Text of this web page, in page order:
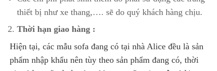
thiết bị như xe thang,…. sẽ do quý khách hàng chịu.
Thời hạn giao hàng :
Hiện tại, các mẫu sofa đang có tại nhà Alice đều là sản
phẩm nhập khẩu nên tùy theo sản phẩm đang có, thời